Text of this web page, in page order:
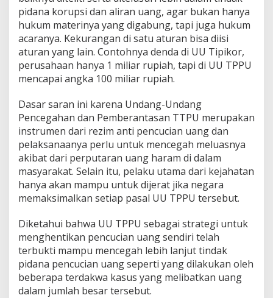
pidana korupsi dan aliran uang, agar bukan hanya
hukum materinya yang digabung, tapi juga hukum
acaranya. Kekurangan di satu aturan bisa diisi
aturan yang lain. Contohnya denda di UU Tipikor,
perusahaan hanya 1 miliar rupiah, tapi di UU TPPU
mencapai angka 100 miliar rupiah.
Dasar saran ini karena Undang-Undang
Pencegahan dan Pemberantasan TTPU merupakan
instrumen dari rezim anti pencucian uang dan
pelaksanaanya perlu untuk mencegah meluasnya
akibat dari perputaran uang haram di dalam
masyarakat. Selain itu, pelaku utama dari kejahatan
hanya akan mampu untuk dijerat jika negara
memaksimalkan setiap pasal UU TPPU tersebut.
Diketahui bahwa UU TPPU sebagai strategi untuk
menghentikan pencucian uang sendiri telah
terbukti mampu mencegah lebih lanjut tindak
pidana pencucian uang seperti yang dilakukan oleh
beberapa terdakwa kasus yang melibatkan uang
dalam jumlah besar tersebut.